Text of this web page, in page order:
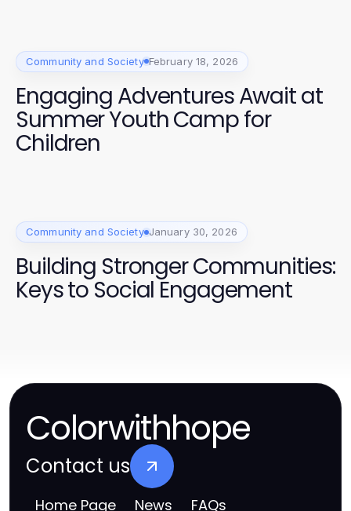
Community and Society February 18, 2026
Engaging Adventures Await at
Summer Youth Camp for
Children
Community and Society January 30, 2026
Building Stronger Communities:
Keys to Social Engagement
Colorwithhope
Contact us
Home Page News FAQs